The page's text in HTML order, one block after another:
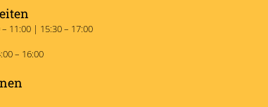
11:00 | 15:30 – 17:00
– 16:00